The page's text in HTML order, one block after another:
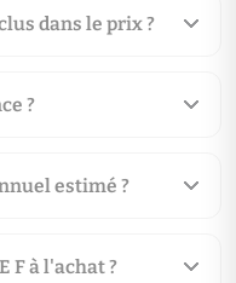
dans le prix ?
?
estimé ?
F à l'achat ?